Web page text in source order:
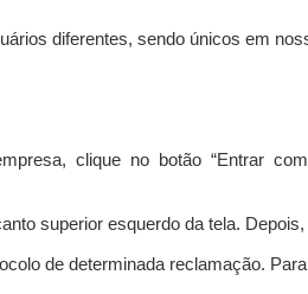
diferentes, sendo únicos em
clique no botão “Entrar com
superior esquerdo da tela.
de determinada reclamação.